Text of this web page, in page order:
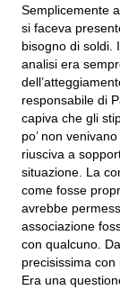
Semplicemente
si faceva
bisogno di soldi.
analisi era
responsabile di
capiva che gli
po’ non
riusciva a
situazione. La
come fosse
avrebbe
associazione
con qualcuno.
precisissima con
Era una